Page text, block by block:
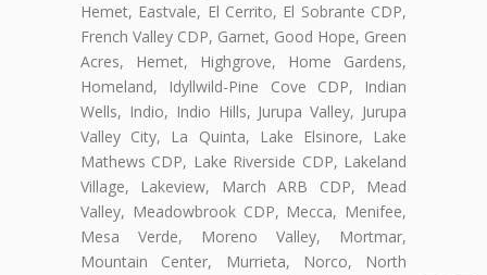
Hemet, Eastvale, El Cerrito, El Sobrante CDP,
French Valley CDP, Garnet, Good Hope, Green
Acres, Hemet, Highgrove, Home Gardens,
Homeland, Idyllwild-Pine Cove CDP, Indian
Wells, Indio, Indio Hills, Jurupa Valley, Jurupa
Valley City, La Quinta, Lake Elsinore, Lake
Mathews CDP, Lake Riverside CDP, Lakeland
Village, Lakeview, March ARB CDP, Mead
Valley, Meadowbrook CDP, Mecca, Menifee,
Mesa Verde, Moreno Valley, Mortmar,
Mountain Center, Murrieta, Norco, North